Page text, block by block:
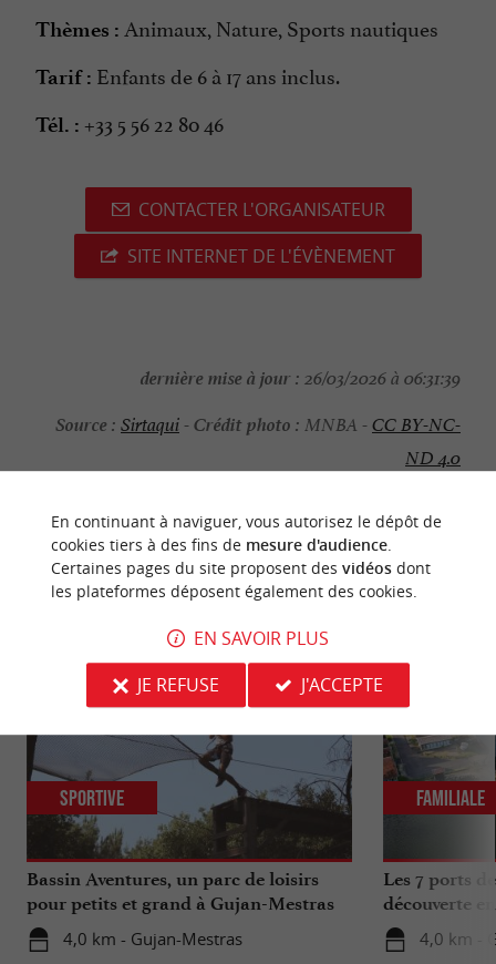
Thèmes : Animaux, Nature, Sports nautiques
Tarif : Enfants de 6 à 17 ans inclus.
Tél. : +33 5 56 22 80 46
CONTACTER L'ORGANISATEUR
SITE INTERNET DE L'ÉVÈNEMENT
dernière mise à jour : 26/03/2026 à 06:31:39
Source : Sirtaqui-Crédit photo : MNBA -CC BY-NC-
ND 4.0
NOUS AVONS TESTÉPOUR VOUS
Bassin Aventures, un parc de loisirs
pour petits et grand à Gujan-Mestras
4,0 km - Gujan-Mestras
Sportive
Les 7 ports
découverte
4,0 km -
Familiale
En continuant à naviguer, vous autorisez le dépôt de
cookies tiers à des fins de mesure d'audience.
Certaines pages du site proposent des vidéosdont
les plateformes déposent également des cookies.
EN SAVOIR PLUS
JE REFUSE
J'ACCEPTE